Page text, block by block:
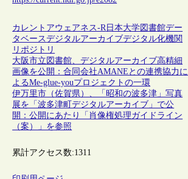
カレントアウェアネス-R日本大学図書館デー
タベースデジタルアーカイブデジタル化機関
リポジトリ
大阪市立図書館、デジタルアーカイブ高精細
画像を公開：合同会社AMANEとの連携協力に
よるMe-glue-youプロジェクトの一環
伊万里市（佐賀県）、「昭和の波多津」写真
展を「波多津町デジタルアーカイブ」で公
開：公開にあたり「肖像権処理ガイドライン
（案）」を参照
累計アクセス数:1311